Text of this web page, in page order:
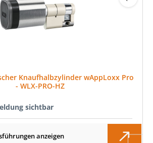
wAppLoxx Pro
- WLX-PRO-HZ
sichtbar
anzeigen